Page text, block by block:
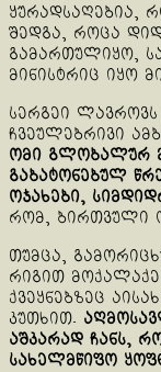
ყურადსაღებია,
შედგა, როცა
გამართულიყო,
მინისტრიც იყო
სერგეი ლავროვს
ჩვეულებრივი
ომი გლობალურ
გაბატონებულ
ოჯახები,
რომ, ბირთვული
თუმცა,
რიგით
ქვეყნებზეც
კუთხით.
აშკარად ჩანს,
სახელმწიფო